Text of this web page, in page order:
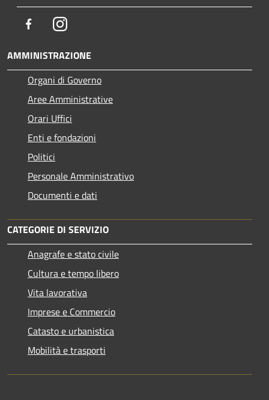
FacebookInstagram
AMMINISTRAZIONE
Organi di Governo
Aree Amministrative
Orari Uffici
Enti e fondazioni
Politici
Personale Amministrativo
Documenti e dati
CATEGORIE DI SERVIZIO
Anagrafe e stato civile
Cultura e tempo libero
Vita lavorativa
Imprese e Commercio
Catasto e urbanistica
Mobilità e trasporti